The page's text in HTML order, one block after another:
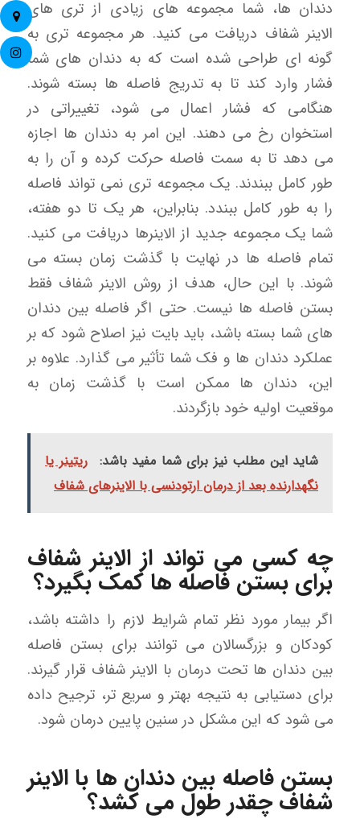
دندان ها، شما مجموعه های زیادی از تری های
الاینر شفاف دریافت می کنید. هر مجموعه تری به
گونه ای طراحی شده است که به دندان های شما
فشار وارد کند تا به تدریج فاصله ها بسته شوند.
هنگامی که فشار اعمال می شود، تغییراتی در
استخوان رخ می دهند. این امر به دندان ها اجازه
می دهد تا به سمت فاصله حرکت کرده و آن را به
طور کامل ببندند. یک مجموعه تری نمی تواند فاصله
را به طور کامل ببندد. بنابراین، هر یک تا دو هفته،
شما یک مجموعه جدید از الاینرها دریافت می کنید.
تمام فاصله ها در نهایت با گذشت زمان بسته می
شوند. با این حال، هدف از روش الاینر شفاف فقط
بستن فاصله ها نیست. حتی اگر فاصله بین دندان
های شما بسته باشد، باید بایت نیز اصلاح شود که بر
عملکرد دندان ها و فک شما تأثیر می گذارد. علاوه بر
این، دندان ها ممکن است با گذشت زمان به
موقعیت اولیه خود بازگردند.
شاید این مطلب نیز برای شما مفید باشد:
ریتینر یا
نگهدارنده بعد از درمان ارتودنسی با الاینرهای شفاف
چه کسی می تواند از الاینر شفاف
برای بستن فاصله ها کمک بگیرد؟
اگر بیمار مورد نظر تمام شرایط لازم را داشته باشد،
کودکان و بزرگسالان می توانند برای بستن فاصله
بین دندان ها تحت درمان با الاینر شفاف قرار گیرند.
برای دستیابی به نتیجه بهتر و سریع تر، ترجیح داده
می شود که این مشکل در سنین پایین درمان شود.
بستن فاصله بین دندان ها با الاینر
شفاف چقدر طول می کشد؟